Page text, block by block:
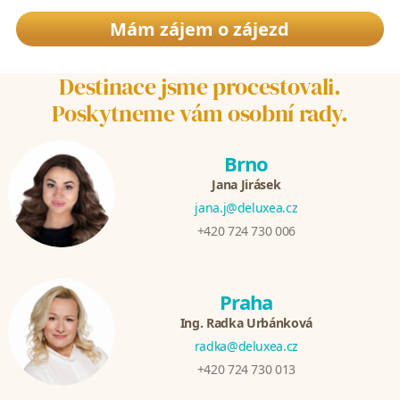
Mám zájem o zájezd
Destinace jsme procestovali.
Poskytneme vám osobní rady.
Brno
Jana Jirásek
jana.j@deluxea.cz
+420 724 730 006
Praha
Ing. Radka Urbánková
radka@deluxea.cz
+420 724 730 013